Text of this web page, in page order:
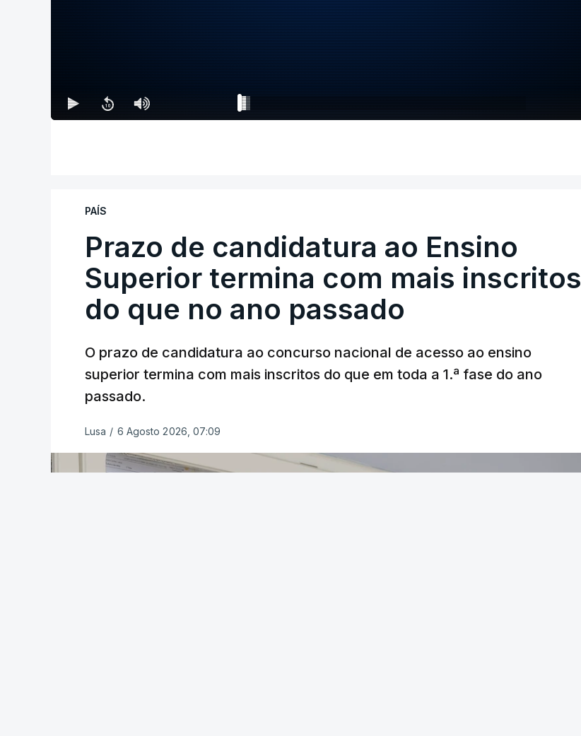
PAÍS
Prazo de candidatura ao Ensino
Superior termina com mais inscritos
do que no ano passado
O prazo de candidatura ao concurso nacional de acesso ao ensino
superior termina com mais inscritos do que em toda a 1.ª fase do ano
passado.
Lusa / 6 Agosto 2026, 07:09